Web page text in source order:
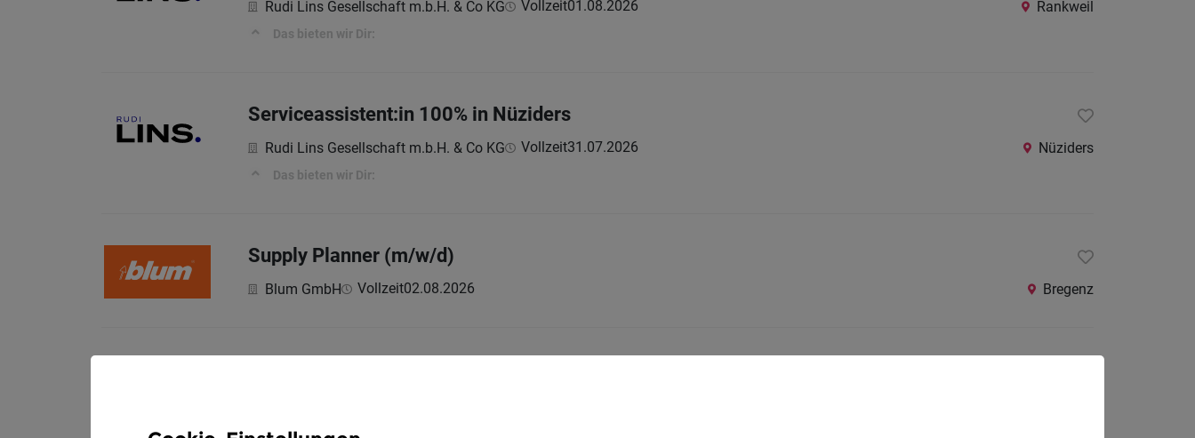
Rudi Lins Gesellschaft m.b.H. & Co KG Vollzeit01.08.2026 Rankweil
Das bieten wir Dir:
Serviceassistent:in 100% in Nüziders
Rudi Lins Gesellschaft m.b.H. & Co KG Vollzeit31.07.2026 Nüziders
Das bieten wir Dir:
Supply Planner (m/w/d)
Blum GmbH Vollzeit02.08.2026 Bregenz
Ihre vielseitigen Herausforderungen: